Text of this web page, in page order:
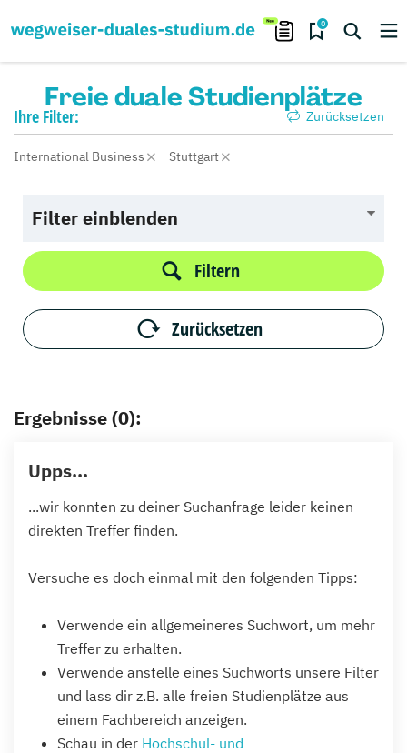
0
Freie duale Studienplätze
Ihre Filter: Zurücksetzen
International Business Stuttgart
Filter einblenden
Filtern
Zurücksetzen
Ergebnisse (0):
Upps...
...wir konnten zu deiner Suchanfrage leider keinen
direkten Treffer finden.
Versuche es doch einmal mit den folgenden Tipps:
Verwende ein allgemeineres Suchwort, um mehr
Treffer zu erhalten.
Verwende anstelle eines Suchworts unsere Filter
und lass dir z.B. alle freien Studienplätze aus
einem Fachbereich anzeigen.
Schau in der Hochschul- und